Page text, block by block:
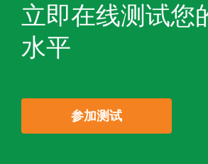
Testizer上的波兰语水平测试
在面试当天之前，您可以尽
测试。
立即在线测试您
水平
参加测试